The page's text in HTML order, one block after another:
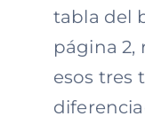
tabla del
página 2,
esos tres